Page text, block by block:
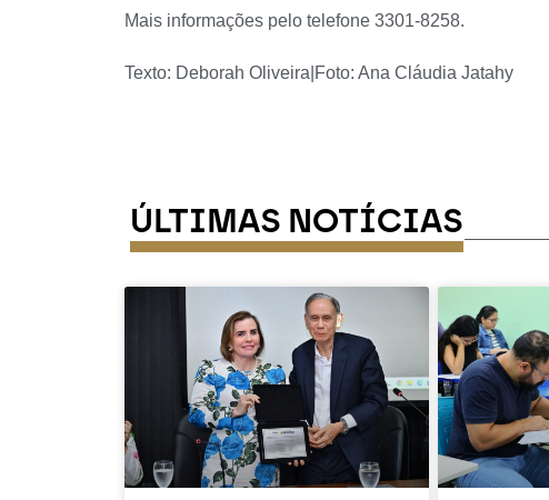
Mais informações pelo telefone 3301-8258.
Texto: Deborah Oliveira|Foto: Ana Cláudia Jatahy
ÚLTIMAS NOTÍCIAS